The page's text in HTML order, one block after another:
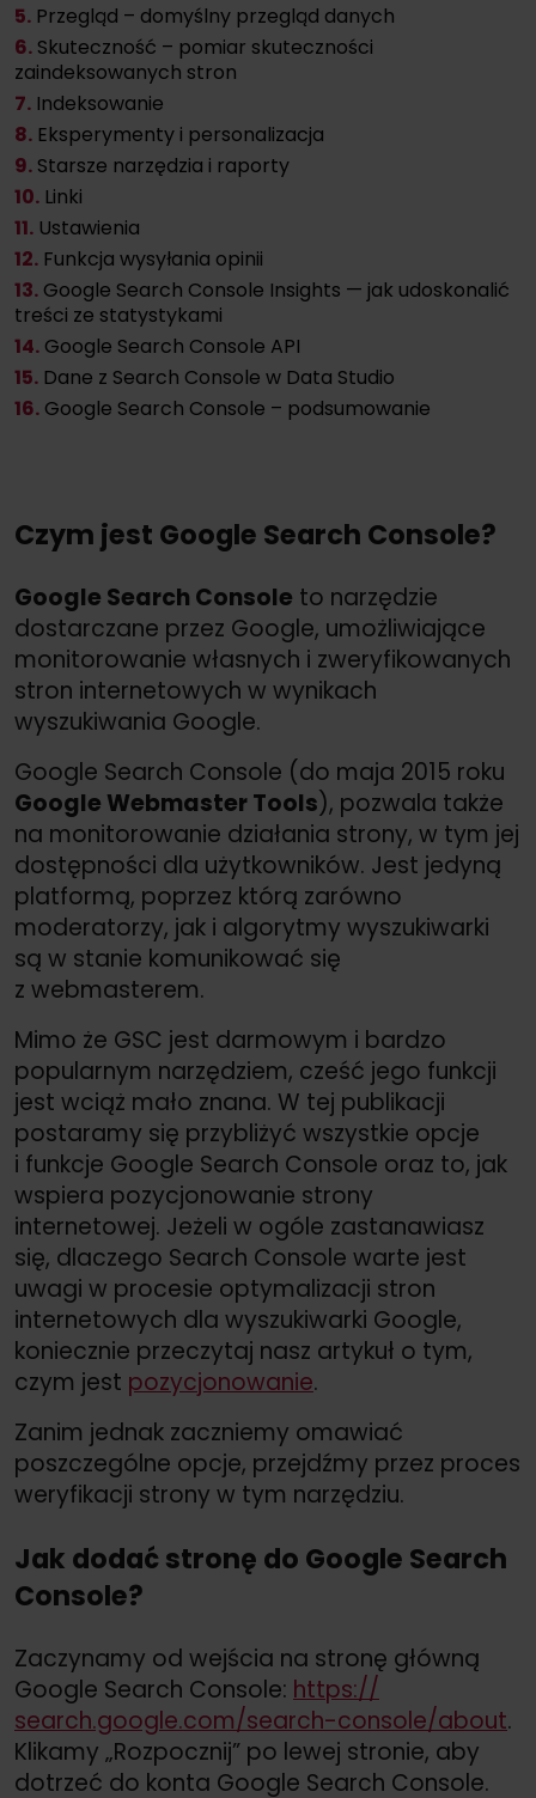
5. Przegląd – domyślny przegląd danych
6. Skuteczność – pomiar skuteczności
zaindeksowanych stron
7. Indeksowanie
8. Eksperymenty i personalizacja
9. Starsze narzędzia i raporty
10. Linki
11. Ustawienia
12. Funkcja wysyłania opinii
13. Google Search Console Insights — jak udoskonalić
treści ze statystykami
14. Google Search Console API
15. Dane z Search Console w Data Studio
16. Google Search Console – podsumowanie
Czym jest Google Search Console?
Google Search Console to narzędzie
dostarczane przez Google, umożliwiające
monitorowanie własnych i zweryfikowanych
stron internetowych w wynikach
wyszukiwania Google.
Google Search Console (do maja 2015 roku
Google Webmaster Tools), pozwala także
na monitorowanie działania strony, w tym jej
dostępności dla użytkowników. Jest jedyną
platformą, poprzez którą zarówno
moderatorzy, jak i algorytmy wyszukiwarki
są w stanie komunikować się
z webmasterem.
Mimo że GSC jest darmowym i bardzo
popularnym narzędziem, cześć jego funkcji
jest wciąż mało znana. W tej publikacji
postaramy się przybliżyć wszystkie opcje
i funkcje Google Search Console oraz to, jak
wspiera pozycjonowanie strony
internetowej. Jeżeli w ogóle zastanawiasz
się, dlaczego Search Console warte jest
uwagi w procesie optymalizacji stron
internetowych dla wyszukiwarki Google,
koniecznie przeczytaj nasz artykuł o tym,
czym jest pozycjonowanie.
Zanim jednak zaczniemy omawiać
poszczególne opcje, przejdźmy przez proces
weryfikacji strony w tym narzędziu.
Jak dodać stronę do Google Search
Console?
Zaczynamy od wejścia na stronę główną
Google Search Console: https://
search.google.com/search-console/about.
Klikamy „Rozpocznij” po lewej stronie, aby
dotrzeć do konta Google Search Console.